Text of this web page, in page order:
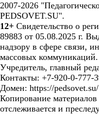
2007-2026
PEDSOVET.SU".
12+ Свидетельство о
89883 от 05.08.2025 г.
надзору в сфере связи,
массовых коммуникаций.
Учредитель, главный
Контакты: +7-920-0-777-
Домен: https://pedsovet.su/
Копирование материалов
отслеживается и